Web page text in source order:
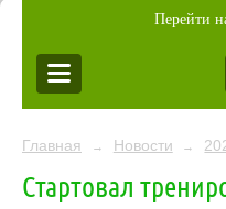
Перейти
Главная → Новости →
Стартовал